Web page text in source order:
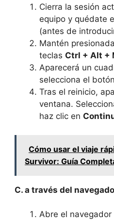
Cierra la sesión
equipo y quédate
(antes de
Mantén
teclas Ctrl + Alt +
Aparecerá un
selecciona el botón
Tras el reinicio,
ventana.
haz clic en
Cómo usar el viaje
Survivor: Guía
C. a través del
Abre el navegador